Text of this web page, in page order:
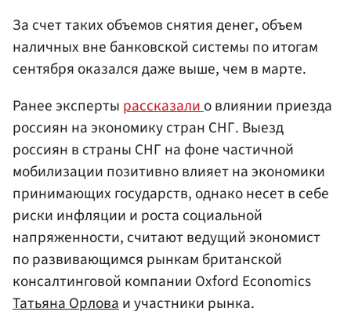
За счет таких объемов снятия денег, объем
наличных вне банковской системы по итогам
сентября оказался даже выше, чем в марте.
Ранее эксперты рассказалио влиянии приезда
россиян на экономику стран СНГ. Выезд
россиян в страны СНГ на фоне частичной
мобилизации позитивно влияет на экономики
принимающих государств, однако несет в себе
риски инфляции и роста социальной
напряженности, считают ведущий экономист
по развивающимся рынкам британской
консалтинговой компании Oxford Economics
Татьяна Орловаи участники рынка.